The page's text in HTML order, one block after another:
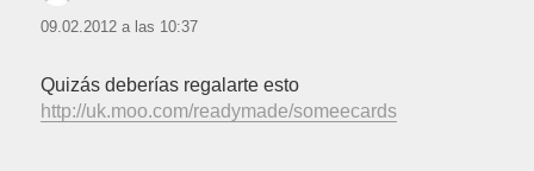
09.02.2012 a las 10:37
Quizás deberías regalarte esto
http://uk.moo.com/readymade/someecards